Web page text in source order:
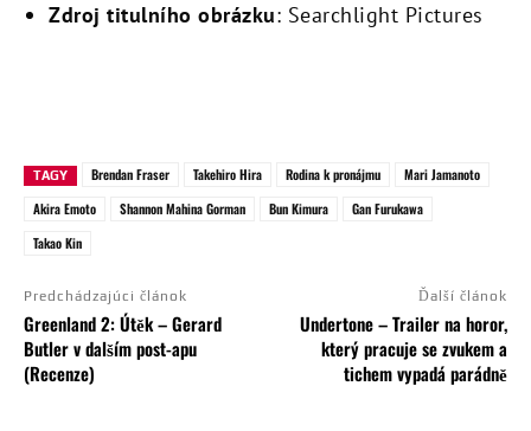
Zdroj titulního obrázku: Searchlight Pictures
TAGY Brendan Fraser Takehiro Hira Rodina k pronájmu
Mari Jamanoto
Akira Emoto
Shannon Mahina Gorman Bun Kimura
Gan Furukawa
Takao Kin
Predchádzajúci článok
Greenland 2: Útěk – Gerard
Butler v dalším post-apu
(Recenze)
Ďalší článok
Undertone – Trailer na horor,
který pracuje se zvukem a
tichem vypadá parádně